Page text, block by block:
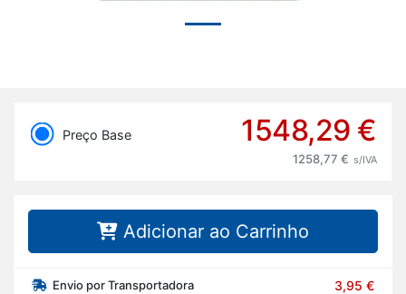
Preço Base 1548,29 €
1258,77 € s/IVA
Adicionar ao Carrinho
Envio por Transportadora 3,95 €